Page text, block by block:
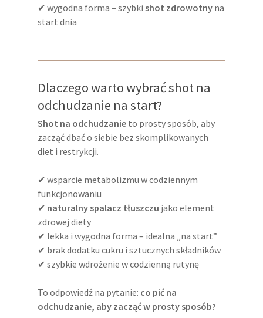
✔ wygodna forma – szybkishot zdrowotny na
start dnia
Dlaczego warto wybrać shot na
odchudzanie na start?
Shot na odchudzanie to prosty sposób, aby
zacząć dbać o siebie bez skomplikowanych
diet i restrykcji.
✔ wsparcie metabolizmu w codziennym
funkcjonowaniu
✔ naturalny spalacz tłuszczu jako element
zdrowej diety
✔ lekka i wygodna forma – idealna „na start”
✔ brak dodatku cukru i sztucznych składników
✔ szybkie wdrożenie w codzienną rutynę
To odpowiedź na pytanie: co pić na
odchudzanie, aby zacząć w prosty sposób?